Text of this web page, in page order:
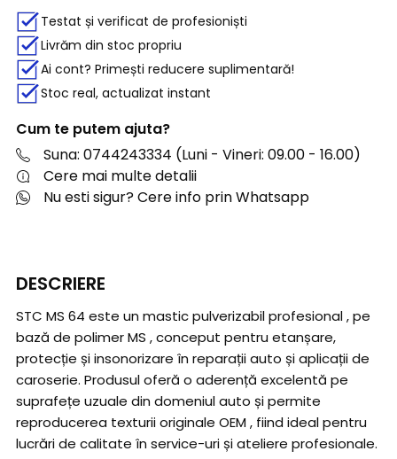
Testat și verificat de profesioniști
Livrăm din stoc propriu
Ai cont? Primești reducere suplimentară!
Stoc real, actualizat instant
Cum te putem ajuta?
Suna: 0744243334 (Luni - Vineri: 09.00 - 16.00)
Cere mai multe detalii
Nu esti sigur? Cere info prin Whatsapp
DESCRIERE
STC MS 64 este un mastic pulverizabil profesional , pe
bază de polimer MS , conceput pentru etanșare,
protecție și insonorizare în reparații auto și aplicații de
caroserie. Produsul oferă o aderență excelentă pe
suprafețe uzuale din domeniul auto și permite
reproducerea texturii originale OEM , fiind ideal pentru
lucrări de calitate în service-uri și ateliere profesionale.